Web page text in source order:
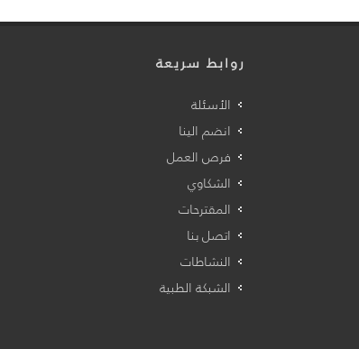
روابط سريعة
الأسئلة
انضم الينا
فرص العمل
الشكاوي
المقترحات
اتصل بنا
النشاطات
الشبكة الطبية